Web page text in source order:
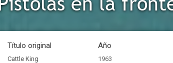
Título original
Cattle King
Año
1963